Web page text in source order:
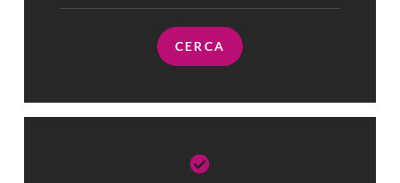
CERCA